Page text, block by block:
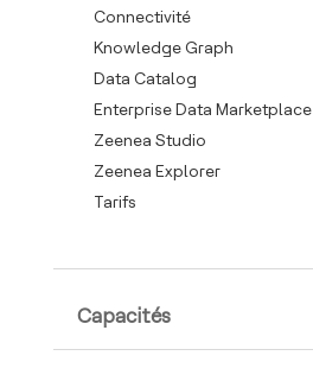
Connectivité
Knowledge Graph
Data Catalog
Enterprise Data Marketplace
Zeenea Studio
Zeenea Explorer
Tarifs
Capacités